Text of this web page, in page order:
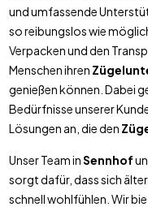
und umfassende
so reibungslos wie
Verpacken und den
Menschen ihren
genießen können. Dabei
Bedürfnisse unserer
Lösungen an, die den
Unser Team inSennhof
sorgt dafür, dass sich
schnell wohlfühlen. Wir